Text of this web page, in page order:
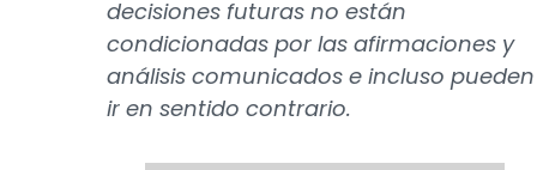
decisiones futuras no están
condicionadas por las afirmaciones y
análisis comunicados e incluso pueden
ir en sentido contrario.